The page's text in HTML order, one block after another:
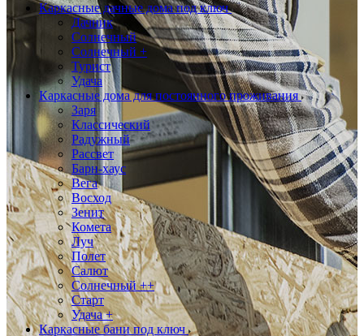
Каркасные дачные дома под ключ
Дачник
Солнечный
Солнечный +
Турист
Удача
Каркасные дома для постоянного проживания
Заря
Классический
Радужный
Рассвет
Барн-хаус
Вега
Восход
Зенит
Комета
Луч
Полет
Салют
Солнечный ++
Старт
Удача +
Каркасные бани под ключ